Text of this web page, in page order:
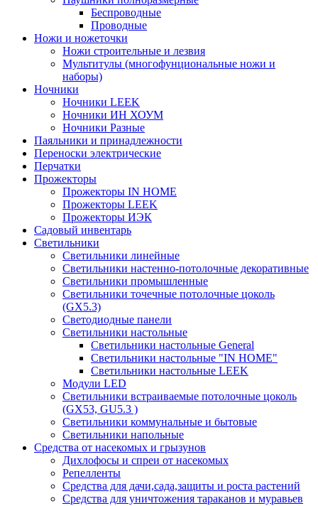
Беспроводные
Проводные
Ножи и ножеточки
Ножи строительные и лезвия
Мультитулы (многофунциональные ножи и
наборы)
Ночники
Ночники LEEK
Ночники ИН ХОУМ
Ночники Разные
Паяльники и принадлежности
Переноски электрические
Перчатки
Прожекторы
Прожекторы IN HOME
Прожекторы LEEK
Прожекторы ИЭК
Садовый инвентарь
Светильники
Светильники линейные
Светильники настенно-потолочные декоративные
Светильники промышленные
Светильники точечные потолочные цоколь
(GX5.3)
Светодиодные панели
Cветильники настольные
Светильники настольные General
Светильники настольные "IN HOME"
Светильники настольные LEEK
Модули LED
Светильники встраиваемые потолочные цоколь
(GX53, GU5.3 )
Светильники коммунальные и бытовые
Светильники напольные
Средства от насекомых и грызунов
Дихлофосы и спреи от насекомых
Репелленты
Средства для дачи,сада,защиты и роста растений
Средства для уничтожения тараканов и муравьев